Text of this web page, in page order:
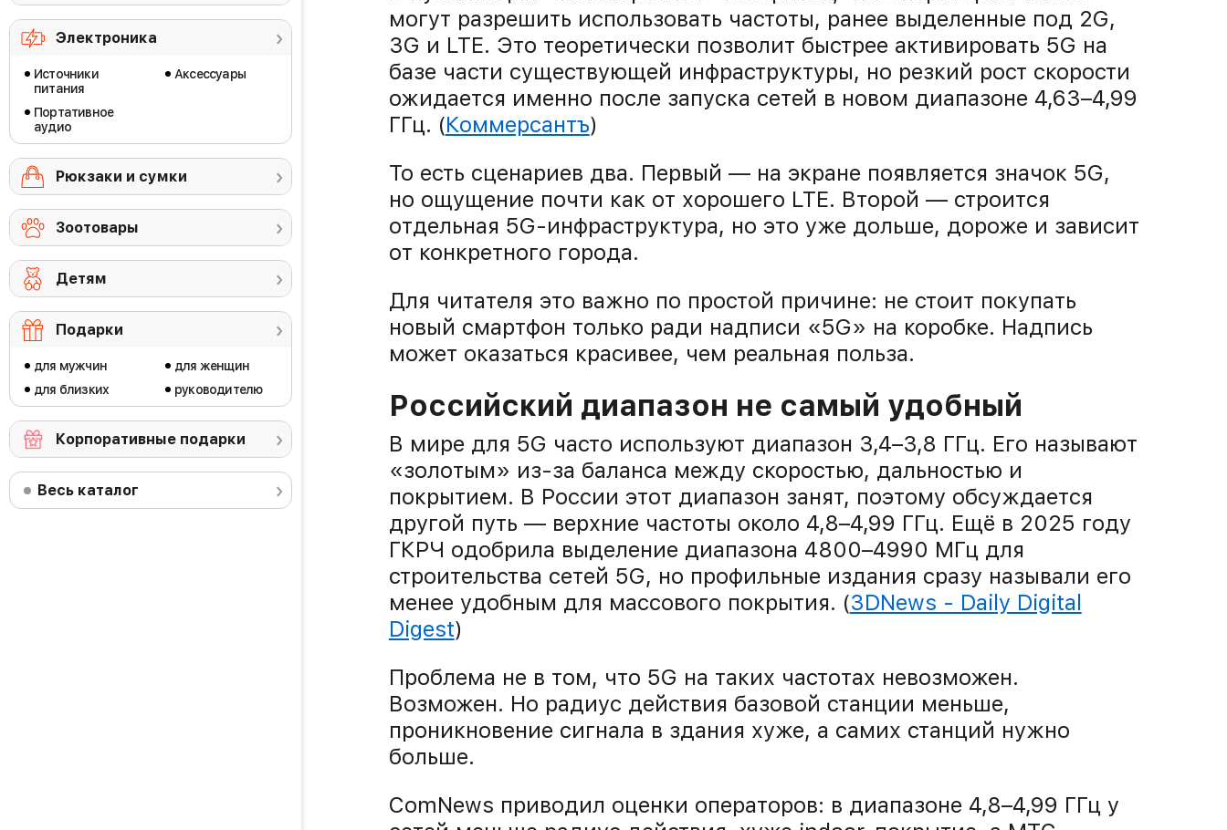
Электроника
Источники
питания
Портативное
аудио
Аксессуары
Рюкзаки и сумки
Зоотовары
Детям
Подарки
для мужчин
для близких
для женщин
руководителю
Корпоративные подарки
Весь каталог
могут разрешить использовать частоты, ранее выделенные под 2G,
3G и LTE. Это теоретически позволит быстрее активировать 5G на
базе части существующей инфраструктуры, но резкий рост скорости
ожидается именно после запуска сетей в новом диапазоне 4,63–4,99
ГГц. (Коммерсантъ)
То есть сценариев два. Первый — на экране появляется значок 5G,
но ощущение почти как от хорошего LTE. Второй — строится
отдельная 5G-инфраструктура, но это уже дольше, дороже и зависит
от конкретного города.
Для читателя это важно по простой причине: не стоит покупать
новый смартфон только ради надписи «5G» на коробке. Надпись
может оказаться красивее, чем реальная польза.
Российский диапазон не самый удобный
В мире для 5G часто используют диапазон 3,4–3,8 ГГц. Его называют
«золотым» из-за баланса между скоростью, дальностью и
покрытием. В России этот диапазон занят, поэтому обсуждается
другой путь — верхние частоты около 4,8–4,99 ГГц. Ещё в 2025 году
ГКРЧ одобрила выделение диапазона 4800–4990 МГц для
строительства сетей 5G, но профильные издания сразу называли его
менее удобным для массового покрытия. (3DNews - Daily Digital
Digest)
Проблема не в том, что 5G на таких частотах невозможен.
Возможен. Но радиус действия базовой станции меньше,
проникновение сигнала в здания хуже, а самих станций нужно
больше.
ComNews приводил оценки операторов: в диапазоне 4,8–4,99 ГГц у